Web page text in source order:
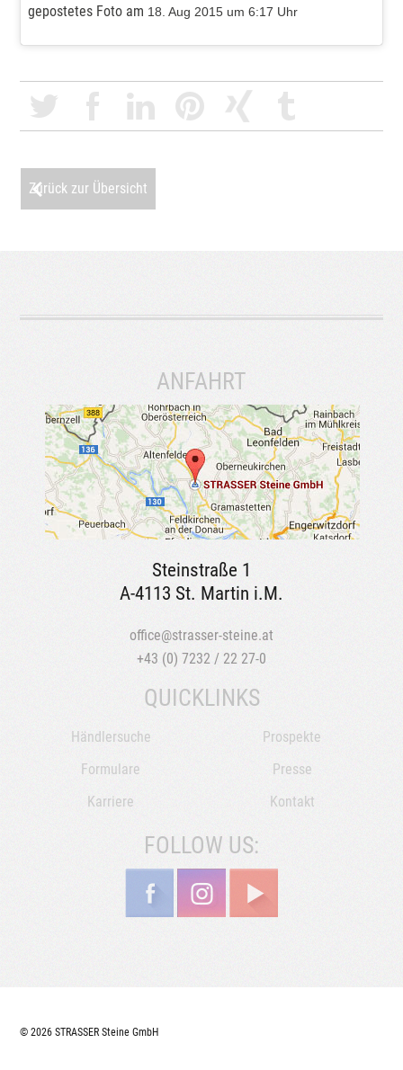
gepostetes Foto am 18. Aug 2015 um 6:17 Uhr
Zurück zur Übersicht
ANFAHRT
Steinstraße 1
A-4113 St. Martin i.M.
office@strasser-steine.at
+43 (0) 7232 / 22 27-0
QUICKLINKS
Händlersuche
Prospekte
Formulare
Presse
Karriere
Kontakt
FOLLOW US:
© 2026 STRASSER Steine GmbH